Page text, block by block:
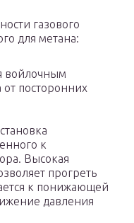
газового
для метана:
войлочным
от посторонних
к
Высокая
прогреть
к понижающей
давления